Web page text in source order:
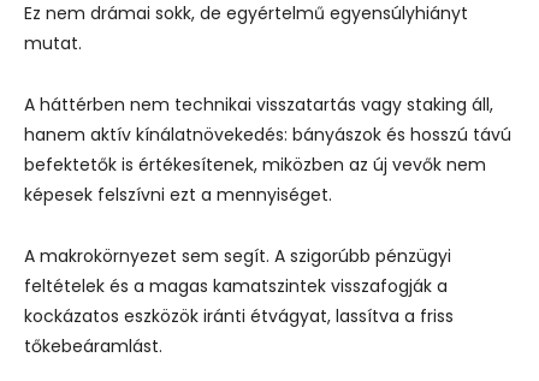
Ez nem drámai sokk, de egyértelmű egyensúlyhiányt
mutat.
A háttérben nem technikai visszatartás vagy staking áll,
hanem aktív kínálatnövekedés: bányászok és hosszú távú
befektetők is értékesítenek, miközben az új vevők nem
képesek felszívni ezt a mennyiséget.
A makrokörnyezet sem segít. A szigorúbb pénzügyi
feltételek és a magas kamatszintek visszafogják a
kockázatos eszközök iránti étvágyat, lassítva a friss
tőkebeáramlást.